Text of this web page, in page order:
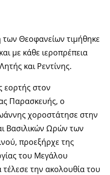
Θεοφανείων τιμήθηκε
με κάθε ιεροπρέπεια
και Ρεντίνης.
εορτής στον
Παρασκευής, ο
χοροστάτησε στην
Βασιλικών Ωρών των
προεξήρχε της
του Μεγάλου
τέλεσε την ακολουθία του